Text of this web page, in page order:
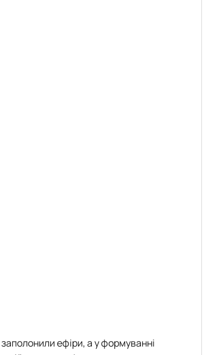
ефіри, а у формуванні